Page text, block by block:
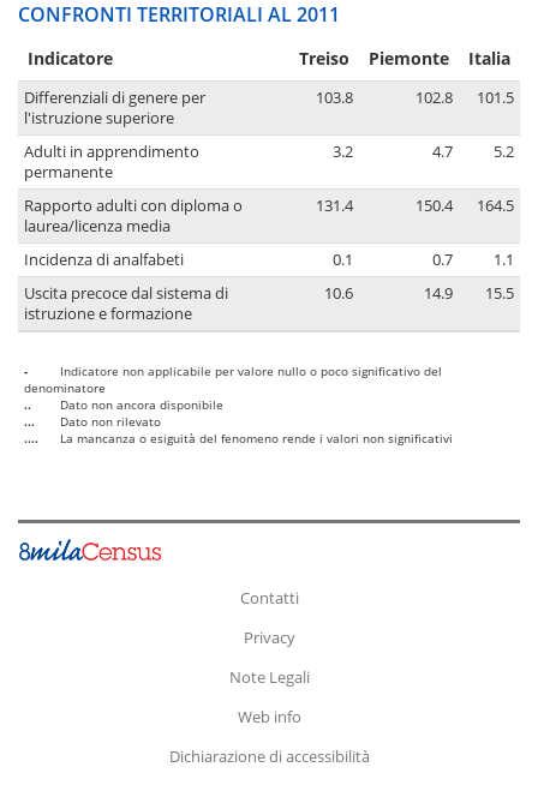
CONFRONTI TERRITORIALI AL 2011
Indicatore Treiso Piemonte Italia
Differenziali di genere per
l'istruzione superiore
103.8 102.8 101.5
Adulti in apprendimento
permanente
3.2 4.7 5.2
Rapporto adulti con diploma o
laurea/licenza media
131.4 150.4 164.5
Incidenza di analfabeti 0.1 0.7
1.1
Uscita precoce dal sistema di
istruzione e formazione
10.6 14.9 15.5
-
Indicatore non applicabile per valore nullo o poco significativo del
denominatore
..
Dato non ancora disponibile
...
Dato non rilevato
....
La mancanza o esiguità del fenomeno rende i valori non significativi
Contatti
Privacy
Note Legali
Web info
Dichiarazione di accessibilità